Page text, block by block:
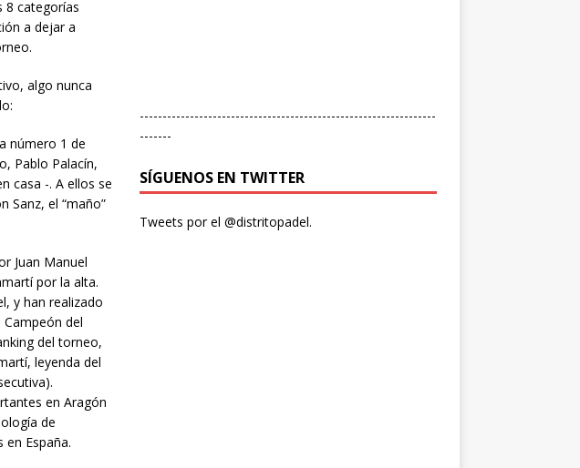
8 categorías
a dejar a
algo nunca
número 1 de
Pablo Palacín,
casa -. A ellos se
Sanz, el “maño”
Juan Manuel
por la alta.
y han realizado
del
del torneo,
leyenda del
en Aragón
de
España.
-----------------------------------------------------------------
-------
SÍGUENOS EN TWITTER
Tweets por el @distritopadel.